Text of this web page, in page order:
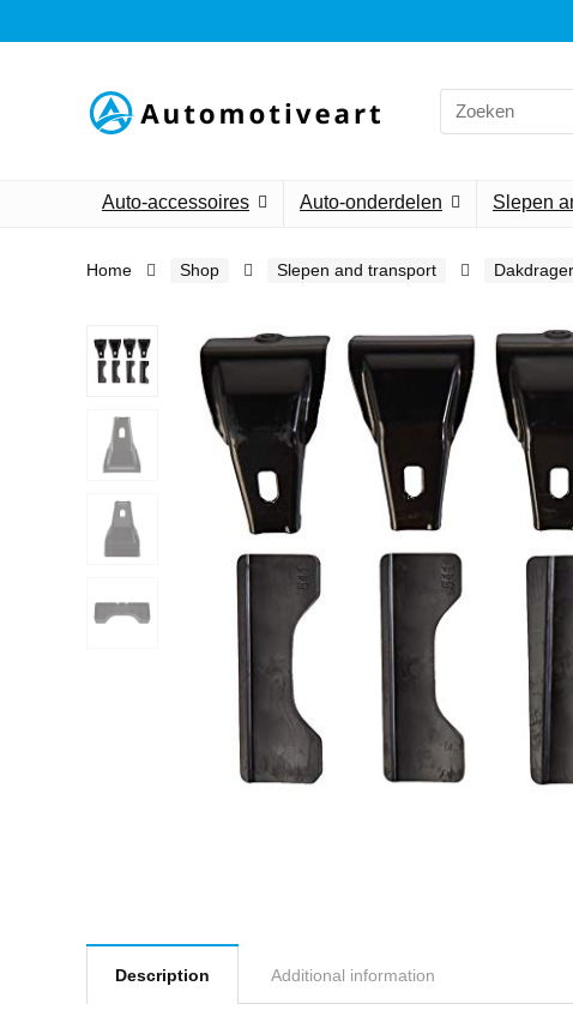
Search
for:
Auto-accessoires Auto-onderdelen Slepen
Home Shop Slepen and transport
Description Additional information